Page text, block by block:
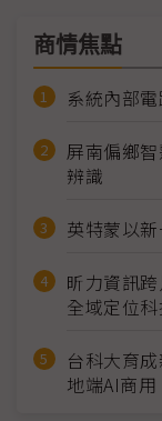
商情焦點
系統內部
屏南偏鄉
辨識
英特蒙以
昕力資訊
全域定位
台科大育
地端AI商用